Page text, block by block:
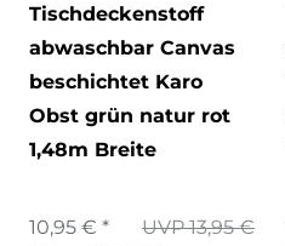
Tischdeckenstoff
abwaschbar Canvas
beschichtet Karo
Obst grün natur rot
1,48m Breite
UVP 13,95 €
10,95 € *